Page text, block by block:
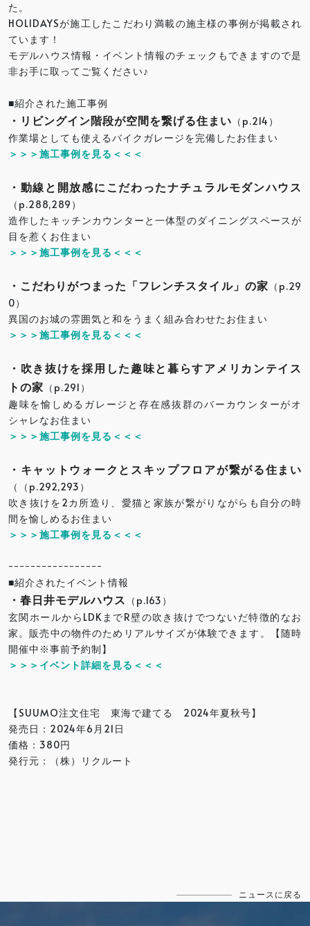
た。
HOLIDAYSが施工したこだわり満載の施主様の事例が掲載され
ています！
モデルハウス情報・イベント情報のチェックもできますので是
非お手に取ってご覧ください♪
■紹介された施工事例
・リビングイン階段が空間を繋げる住まい （p.214）
作業場としても使えるバイクガレージを完備したお住まい
＞＞＞施工事例を見る＜＜＜
・動線と開放感にこだわったナチュラルモダンハウス
（p.288,289）
造作したキッチンカウンターと一体型のダイニングスペースが
目を惹くお住まい
＞＞＞施工事例を見る＜＜＜
・こだわりがつまった「フレンチスタイル」の家 （p.29
0）
異国のお城の雰囲気と和をうまく組み合わせたお住まい
＞＞＞施工事例を見る＜＜＜
・吹き抜けを採用した趣味と暮らすアメリカンテイス
トの家 （p.291）
趣味を愉しめるガレージと存在感抜群のバーカウンターがオ
シャレなお住まい
＞＞＞施工事例を見る＜＜＜
・キャットウォークとスキップフロアが繋がる住まい
（（p.292,293）
吹き抜けを2カ所造り、愛猫と家族が繋がりながらも自分の時
間を愉しめるお住まい
＞＞＞施工事例を見る＜＜＜
ｰｰｰｰｰｰｰｰｰｰｰｰｰｰｰｰｰ
■紹介されたイベント情報
・春日井モデルハウス （p.163）
玄関ホールからLDKまでR壁の吹き抜けでつないだ特徴的なお
家。販売中の物件のためリアルサイズが体験できます。【随時
開催中※事前予約制】
＞＞＞イベント詳細を見る＜＜＜
【SUUMO注文住宅 東海で建てる 2024年夏秋号】
発売日：2024年6月21日
価格：380円
発行元：（株）リクルート
ニュースに戻る